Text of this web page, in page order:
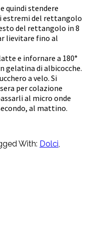
quindi stendere
estremi del rettangolo
del rettangolo in 8
lievitare fino al
e infornare a 180°
gelatina di albicocche.
a velo. Si
per colazione
al micro onde
al mattino.
With: Dolci,